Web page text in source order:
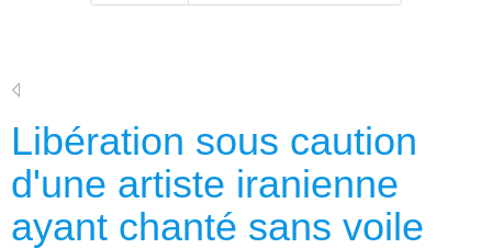
Libération sous caution
d'une artiste iranienne
ayant chanté sans voile